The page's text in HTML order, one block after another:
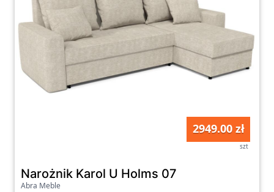
2949.00 zł
szt
Narożnik Karol U Holms 07
Abra Meble